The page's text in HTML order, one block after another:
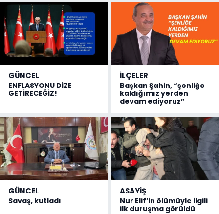
GÜNCEL
ENFLASYONU DİZE
GETİRECEĞİZ!
İLÇELER
Başkan Şahin, “şenliğe
kaldığımız yerden
devam ediyoruz”
GÜNCEL
Savaş, kutladı
ASAYİŞ
Nur Elif’in ölümüyle ilgili
ilk duruşma görüldü